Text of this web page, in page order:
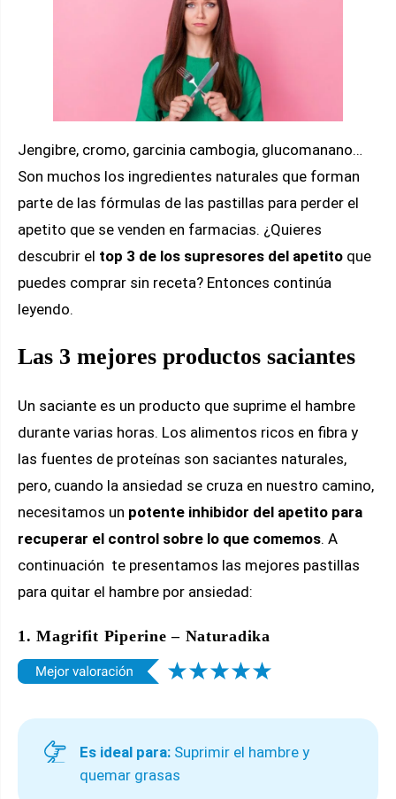
Jengibre, cromo, garcinia cambogia, glucomanano…
Son muchos los ingredientes naturales que forman
parte de las fórmulas de las pastillas para perder el
apetito que se venden en farmacias. ¿Quieres
descubrir el top 3 de los supresores del apetito que
puedes comprar sin receta? Entonces continúa
leyendo.
Las 3 mejores productos saciantes
Un saciante es un producto que suprime el hambre
durante varias horas. Los alimentos ricos en fibra y
las fuentes de proteínas son saciantes naturales,
pero, cuando la ansiedad se cruza en nuestro camino,
necesitamos un potente inhibidor del apetito para
recuperar el control sobre lo que comemos. A
continuación te presentamos las mejores pastillas
para quitar el hambre por ansiedad:
1. Magrifit Piperine – Naturadika
Es ideal para: Suprimir el hambre y
quemar grasas